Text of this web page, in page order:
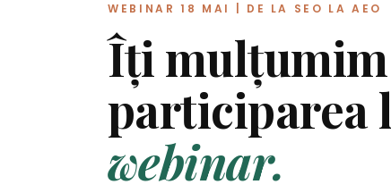
WEBINAR 18 MAI | DE LA SEO LA AEO
Îți
participarea
webinar.